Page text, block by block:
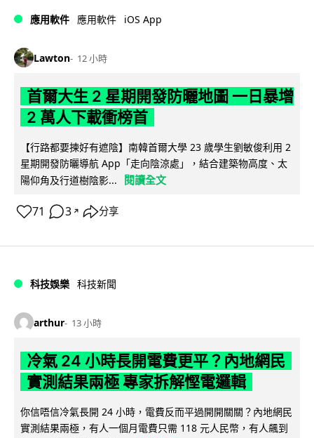
應用軟件 應用軟件 iOS App
Lawton 12 小時
首爾大生 2 星期開發防曬地圖 一日暴增
2 萬人下載衝榜首
【行路都要揀好有遮陰】南韓首爾大學 23 歲學生劉敏俊利用 2
星期開發防曬導航 App「走向陰涼處」，結合建築物高度、太
陽仰角及行道樹陰影...
閱讀全文
71 3 ↗ 分享
科技娛樂 科技新聞
arthur 13 小時
冷氣 24 小時長開電費更平？內地網民
實測結果兩極 專家拆解慳電邏輯
你信唔信冷氣長開 24 小時，電費反而平過開開關關？內地網民
實測結果兩極，有人一個月電費只需 118 元人民幣，有人飆到